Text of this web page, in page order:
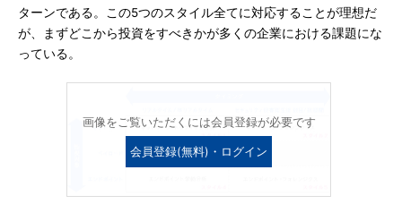
ターンである。この5つのスタイル全てに対応することが理想だ
が、まずどこから投資をすべきかが多くの企業における課題にな
っている。
画像をご覧いただくには会員登録が必要です
会員登録(無料)・ログイン